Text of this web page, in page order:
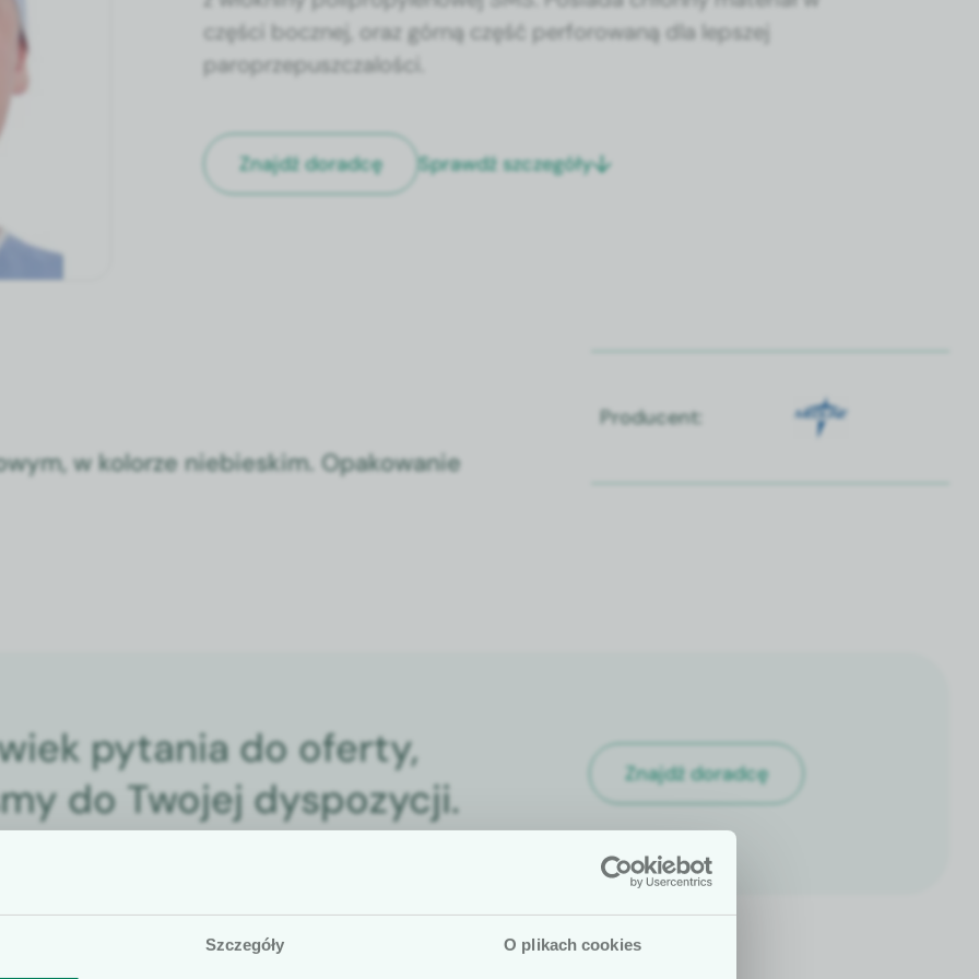
Szczegóły O plikach cookies
części bocznej, oraz górną część perforowaną dla lepszej
paroprzepuszczalości.
Znajdź doradcę Sprawdź szczegóły
w kolorze niebieskim. Opakowanie
Producent:
pytania do oferty,
do Twojej dyspozycji.
Znajdź doradcę